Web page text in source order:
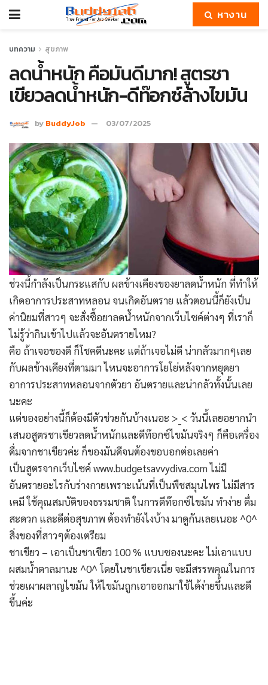
หางาน
บทความ สุขภาพ
ลดน้ำหนัก คือมันดีมาก! สูตรชา
เขียวลดน้ำหนัก-ดีท๊อกซ์ล้างไขมัน
by BuddyJob 03/07/2025
ช่วงนี้กำลังเป็นกระแสกับ ผลข้างเคียงของยาลดน้ำหนัก ที่ทำให้
เกิดอาการประสาทหลอน จนเกิดอันตราย แล้วตอนนี้ก็ยังเป็น
ค่านิยมที่สาวๆ จะสั่งซื้อยาลดน้ำหนักจากเว็บไซค์ต่างๆ ที่เราก็
ไม่รู้ว่ากินเข้าไปแล้วจะอันตรายไหม?
คือ ถ้าเจอของดี ก็โชคดีนะคะ แต่ถ้าเจอไม่ดี น่ากลัวมากๆเลย
กับผลข้างเคียงที่ตามมา ไหนจะอาการโยโย่หลังจากหยุดยา
อาการประสาทหลอนจากตัวยา อันตรายและน่ากลัวทั้งนั้นเลย
นะคะ
แต่ของอย่างนี้ก็ต้องมีตัวช่วยกันบ้างเนอะ >_< วันนี้เลยอยากนำ
เสนอสูตรชาเขียวลดน้ำหนักและดีท๊อกซ์ไขมันจริงๆ ก็คือเครื่อง
ดื่มจากชาเขียวค่ะ ก็ของมันดีจนต้องขอบอกต่อเลยค่า
เป็นสูตรจากเว็บไซค์ www.budgetsavvydiva.com ไม่มี
อันตรายอะไรกับร่างกายเพราะเน้นที่เป็นพืชสมุนไพร ไม่มีสาร
เคมี ใช้คุณสมบัติของธรรมชาติ ในการดีท๊อกซ์ไขมัน ทำง่าย ดื่ม
สะดวก และดีต่อสุขภาพ ต้องทำยังไงบ้าง มาดูกันเลยเนอะ ^0^
สิ่งของที่สาวๆต้องเตรียม
ชาเขียว – เอาเป็นชาเขียว 100 % แบบซองนะคะ ไม่เอาแบบ
ผสมน้ำตาลมานะ ^0^ โดยในชาเขียวเนี่ย จะมีสรรพคุณในการ
ช่วยเผาผลาญไขมัน ให้ไขมันถูกเอาออกมาใช้ได้ง่ายขึ้นและดี
ขึ้นค่ะ